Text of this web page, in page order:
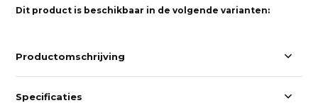
Dit product is beschikbaar in de volgende varianten:
Productomschrijving
Specificaties